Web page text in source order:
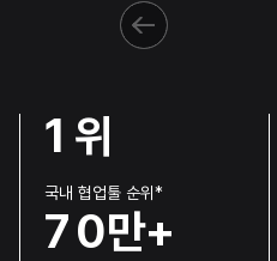
1 위
국내 협업툴 순위*
5
6
7
8
9
0만+